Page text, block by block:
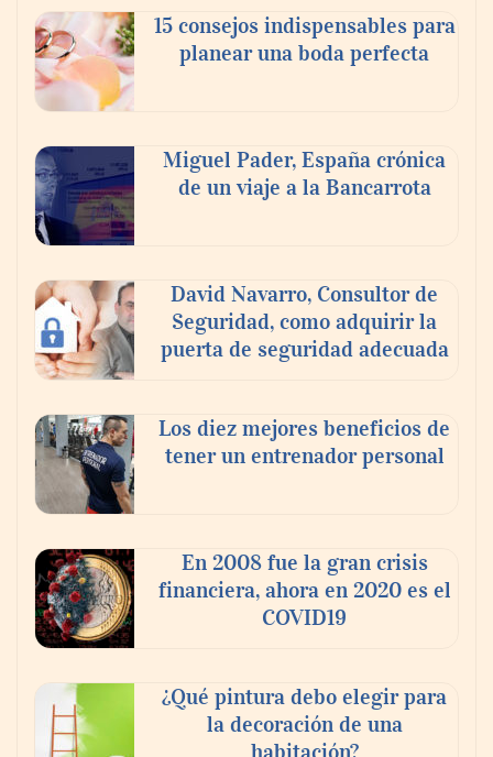
mundo elige para reunirse: 7 de cada 10 la
escogen
compromiso para el eclipse solar del 12 de
agosto
‘El ransomware se puede vencer. No
Ricardo Palacio Escobar
15 consejos indispensables para
planear una boda perfecta
Miguel Pader, España crónica
de un viaje a la Bancarrota
David Navarro, Consultor de
Seguridad, como adquirir la
puerta de seguridad adecuada
Los diez mejores beneficios de
tener un entrenador personal
En 2008 fue la gran crisis
financiera, ahora en 2020 es el
COVID19
¿Qué pintura debo elegir para
la decoración de una
habitación?